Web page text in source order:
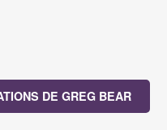
DE GREG BEAR